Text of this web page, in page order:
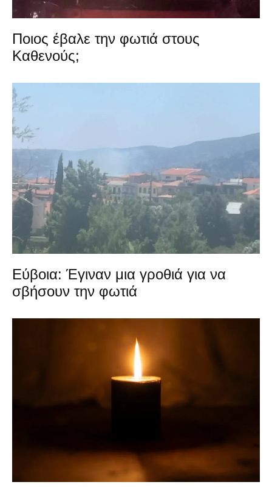
Ποιος έβαλε την φωτιά στους
Καθενούς;
Εύβοια: Έγιναν μια γροθιά για να
σβήσουν την φωτιά